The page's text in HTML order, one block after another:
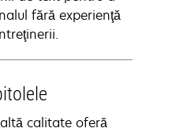
fără experienţă
calitate oferă